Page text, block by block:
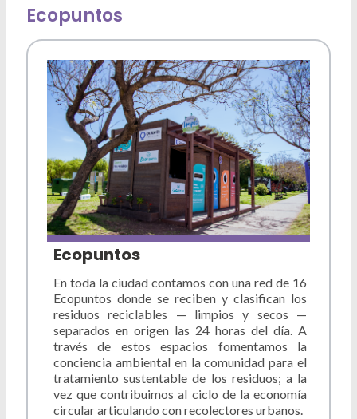
Ecopuntos
Ecopuntos
En toda la ciudad contamos con una red de 16
Ecopuntos donde se reciben y clasifican los
residuos reciclables — limpios y secos —
separados en origen las 24 horas del día. A
través de estos espacios fomentamos la
conciencia ambiental en la comunidad para el
tratamiento sustentable de los residuos; a la
vez que contribuimos al ciclo de la economía
circular articulando con recolectores urbanos.